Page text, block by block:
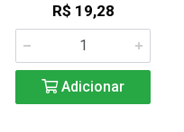
R$ 19,28
Adicionar